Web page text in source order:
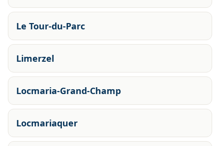
Le Tour-du-Parc
Limerzel
Locmaria-Grand-Champ
Locmariaquer